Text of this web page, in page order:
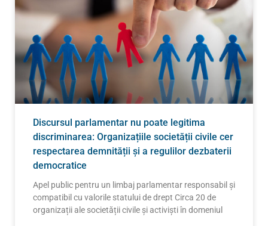
Discursul parlamentar nu poate legitima
discriminarea: Organizațiile societății civile cer
respectarea demnității și a regulilor dezbaterii
democratice
Apel public pentru un limbaj parlamentar responsabil și
compatibil cu valorile statului de drept Circa 20 de
organizații ale societății civile și activiști în domeniul